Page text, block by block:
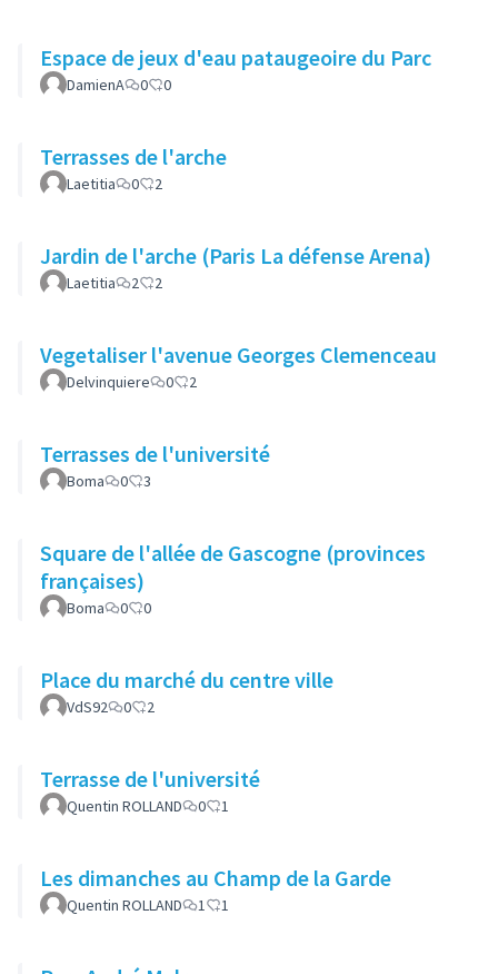
Espace de jeux d'eau pataugeoire du Parc
DamienA 0 0
Terrasses de l'arche
Laetitia 0 2
Jardin de l'arche (Paris La défense Arena)
Laetitia 2 2
Vegetaliser l'avenue Georges Clemenceau
Delvinquiere 0 2
Terrasses de l'université
Boma 0 3
Square de l'allée de Gascogne (provinces
françaises)
Boma 0 0
Place du marché du centre ville
VdS92 0 2
Terrasse de l'université
Quentin ROLLAND 0 1
Les dimanches au Champ de la Garde
Quentin ROLLAND 1 1